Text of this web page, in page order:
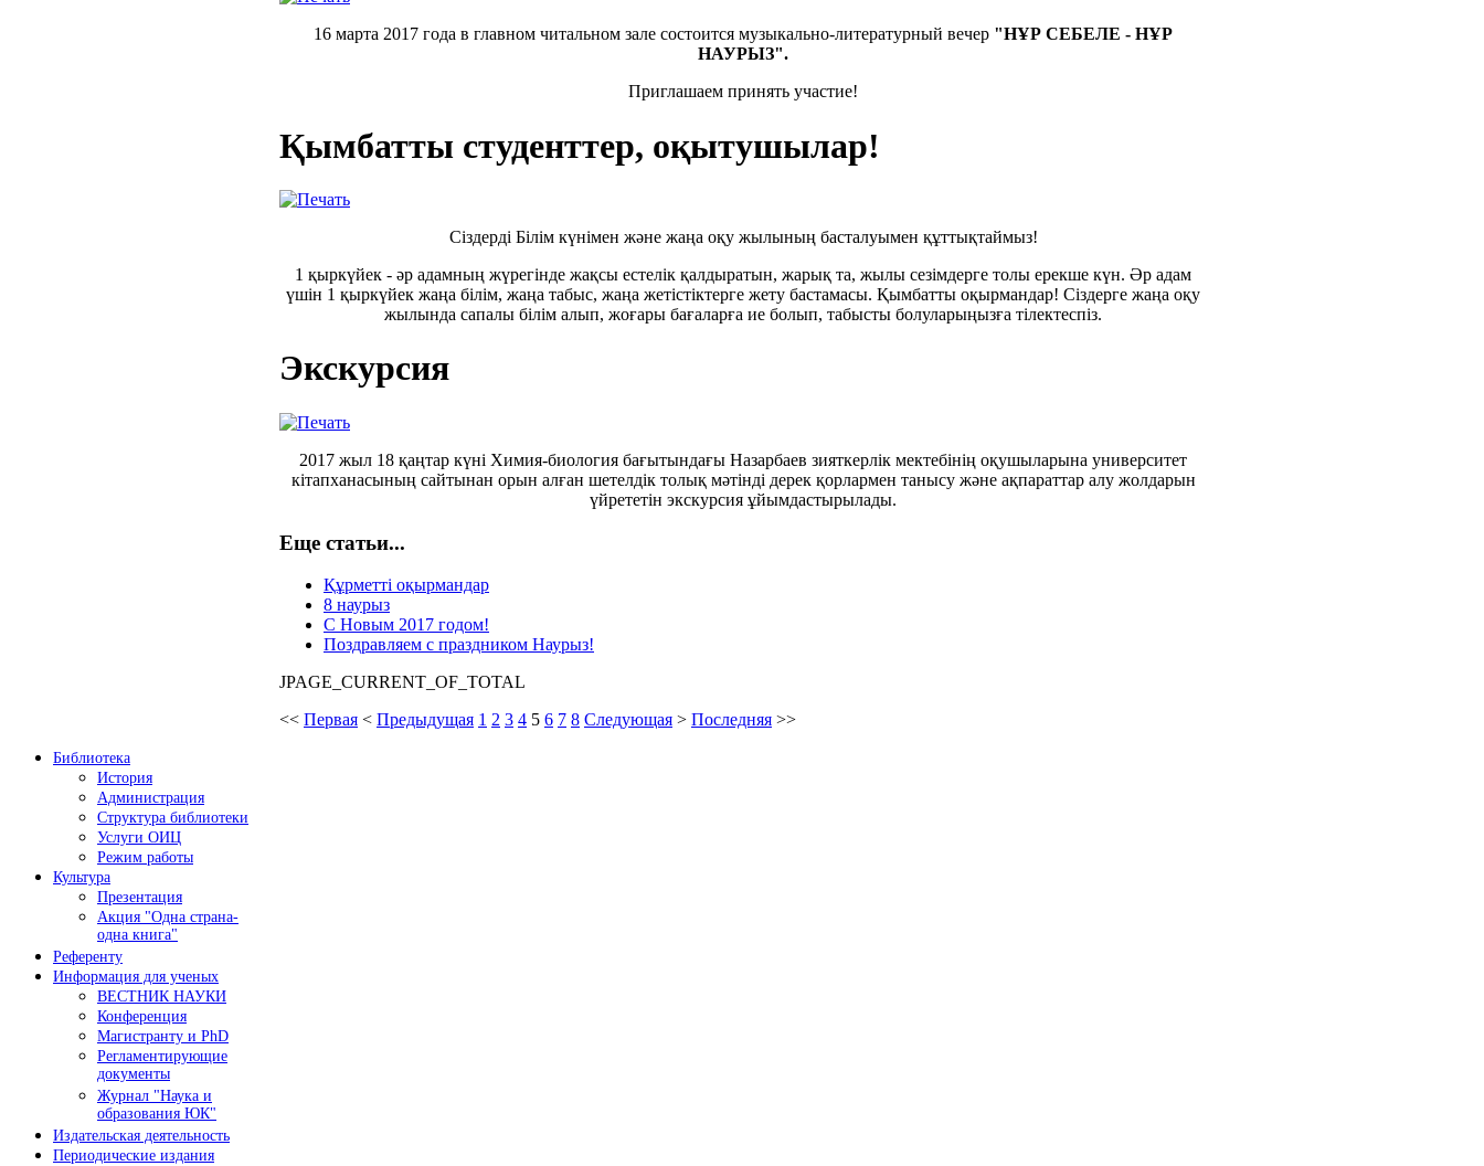
16 марта 2017 года в главном читальном зале состоится музыкально-литературный вечер "НҰР СЕБЕЛЕ - НҰР
НАУРЫЗ".
Приглашаем принять участие!
Қымбатты студенттер, оқытушылар!
Сіздерді Білім күнімен және жаңа оқу жылының басталуымен құттықтаймыз!
1 қыркүйек - әр адамның жүрегінде жақсы естелік қалдыратын, жарық та, жылы сезімдерге толы ерекше күн. Әр адам
үшін 1 қыркүйек жаңа білім, жаңа табыс, жаңа жетістіктерге жету бастамасы. Қымбатты оқырмандар! Сіздерге жаңа оқу
жылында сапалы білім алып, жоғары бағаларға ие болып, табысты болуларыңызға тілектеспіз.
Экскурсия
2017 жыл 18 қаңтар күні Химия-биология бағытындағы Назарбаев зияткерлік мектебінің оқушыларына университет
кітапханасының сайтынан орын алған шетелдік толық мәтінді дерек қорлармен танысу және ақпараттар алу жолдарын
үйрететін экскурсия ұйымдастырылады.
Еще статьи...
Құрметті оқырмандар
8 наурыз
С Новым 2017 годом!
Поздравляем с праздником Наурыз!
JPAGE_CURRENT_OF_TOTAL
<< Первая < Предыдущая 1 2 3 4 5 6 7 8 Следующая > Последняя >>
Библиотека
История
Администрация
Структура библиотеки
Услуги ОИЦ
Режим работы
Культура
Презентация
Акция "Одна страна-
одна книга"
Референту
Информация для ученых
ВЕСТНИК НАУКИ
Конференция
Магистранту и PhD
Регламентирующие
документы
Журнал "Наука и
образования ЮК"
Издательская деятельность
Периодические издания